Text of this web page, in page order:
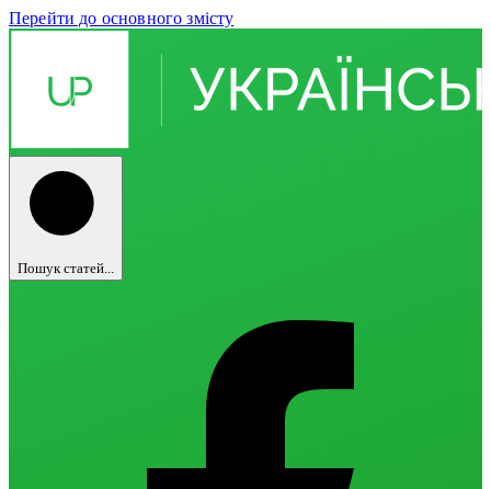
Перейти до основного змісту
Пошук статей...